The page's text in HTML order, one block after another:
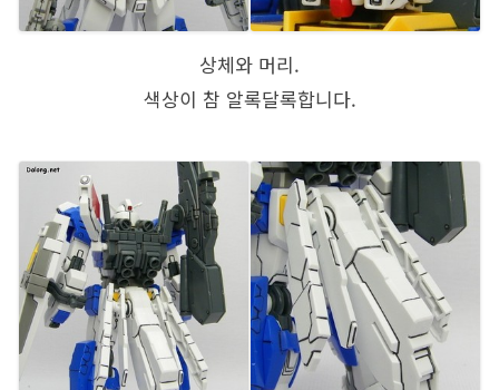
상체와 머리.
색상이 참 알록달록합니다.